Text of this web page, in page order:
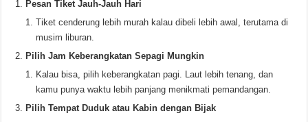
Pesan Tiket Jauh-Jauh Hari
Tiket cenderung lebih murah kalau dibeli lebih awal, terutama di
musim liburan.
Pilih Jam Keberangkatan Sepagi Mungkin
Kalau bisa, pilih keberangkatan pagi. Laut lebih tenang, dan
kamu punya waktu lebih panjang menikmati pemandangan.
Pilih Tempat Duduk atau Kabin dengan Bijak